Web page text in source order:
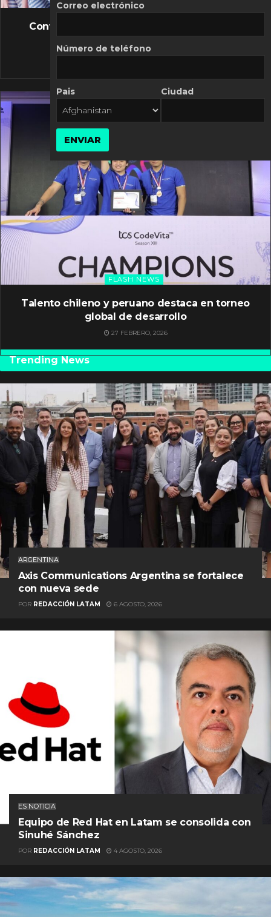
FLASH NEWS
Controversia de Mercado Libre por costos
10 MARZO, 2026
FLASH NEWS
Talento chileno y peruano destaca en torneo
global de desarrollo
27 FEBRERO, 2026
Trending News
ARGENTINA
Axis Communications Argentina se fortalece
con nueva sede
POR REDACCIÓN LATAM 6 AGOSTO, 2026
ES NOTICIA
Equipo de Red Hat en Latam se consolida con
Sinuhé Sánchez
POR REDACCIÓN LATAM 4 AGOSTO, 2026
Correo electrónico
Número de teléfono
Pais Ciudad
ENVIAR